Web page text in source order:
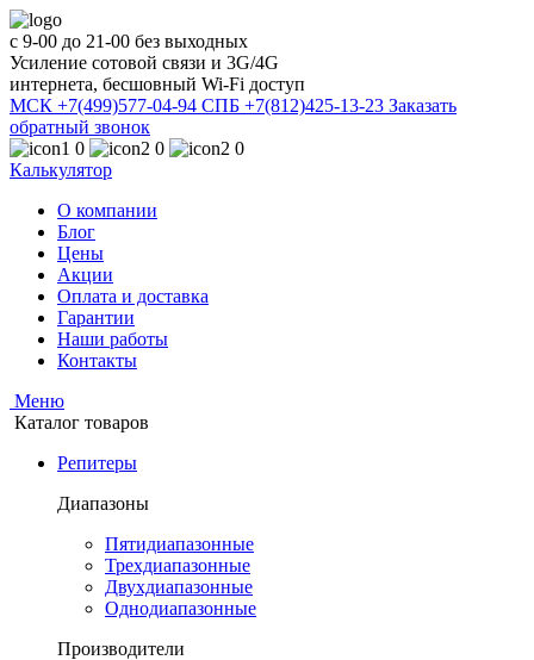
с 9-00 до 21-00 без выходных
Усиление сотовой связи и 3G/4G
интернета, бесшовный Wi-Fi доступ
МСК +7(499)577-04-94 СПБ +7(812)425-13-23 Заказать
обратный звонок
0
0
0
Калькулятор
О компании
Блог
Цены
Акции
Оплата и доставка
Гарантии
Наши работы
Контакты
Меню
Каталог товаров
Репитеры
Диапазоны
Пятидиапазонные
Трехдиапазонные
Двухдиапазонные
Однодиапазонные
Производители